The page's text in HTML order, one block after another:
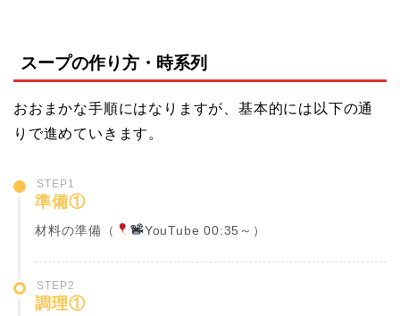
スープの作り方・時系列
おおまかな手順にはなりますが、基本的には以下の通
りで進めていきます。
STEP1
準備①
材料の準備（ YouTube 00:35～）
STEP2
調理①